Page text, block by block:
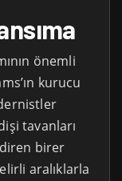
önemli
kurucu
tavanları
birer
aralıklarla